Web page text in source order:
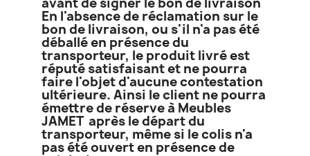
En l'absence de réclamation sur le
bon de livraison, ou s'il n'a pas été
déballé en présence du
transporteur, le produit livré est
réputé satisfaisant et ne pourra
faire l'objet d'aucune contestation
ultérieure. Ainsi le client ne pourra
émettre de réserve à Meubles
JAMET après le départ du
transporteur, même si le colis n'a
pas été ouvert en présence de